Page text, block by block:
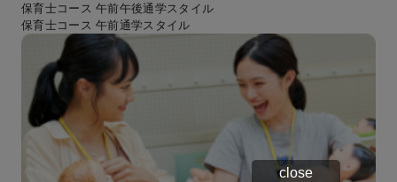
保育士コース 午前午後通学スタイル
保育士コース 午前通学スタイル
close